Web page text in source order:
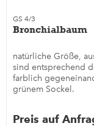
GS 4/3
Bronchialbaum
natürliche Größe,
sind entsprechend
farblich
grünem Sockel.
Preis auf